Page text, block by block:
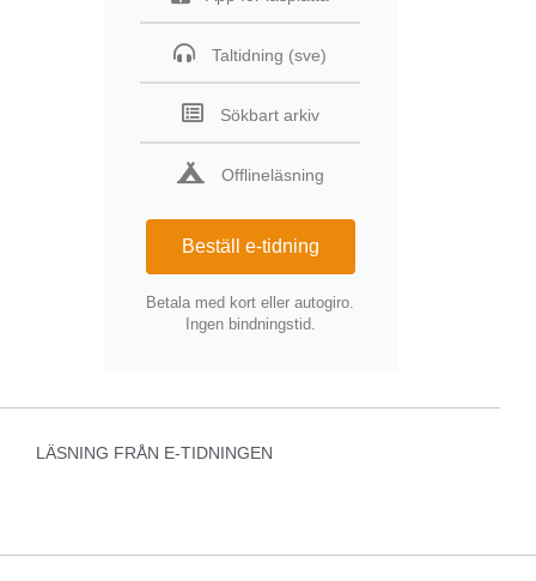
Taltidning (sve)
Sökbart arkiv
Offlineläsning
Beställ e-tidning
Betala med kort eller autogiro.
Ingen bindningstid.
LÄSNING FRÅN E-TIDNINGEN